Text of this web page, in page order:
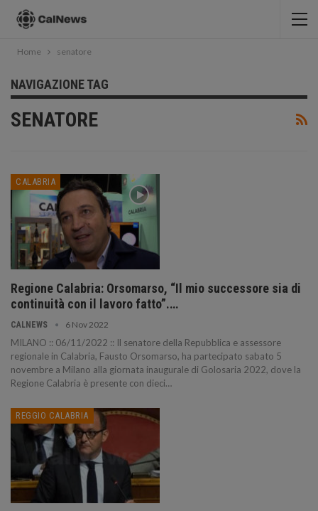
Home senatore
NAVIGAZIONE TAG
SENATORE
CALABRIA
Regione Calabria: Orsomarso, “Il mio successore sia di
continuità con il lavoro fatto”.…
CALNEWS 6 Nov 2022
MILANO :: 06/11/2022 :: Il senatore della Repubblica e assessore
regionale in Calabria, Fausto Orsomarso, ha partecipato sabato 5
novembre a Milano alla giornata inaugurale di Golosaria 2022, dove la
Regione Calabria è presente con dieci…
REGGIO CALABRIA